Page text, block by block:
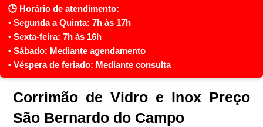
Corrimão de Vidro e Inox Preço
São Bernardo do Campo